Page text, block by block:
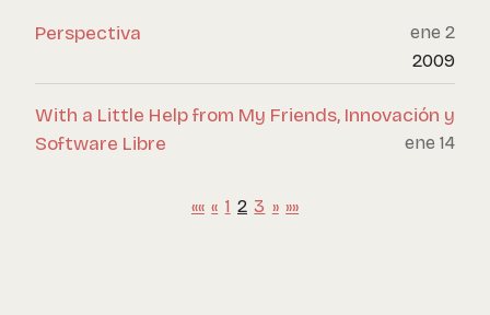
Perspectiva
ene 2
2009
With a Little Help from My Friends, Innovación y
Software Libre
ene 14
«« « 1 2 3 » »»